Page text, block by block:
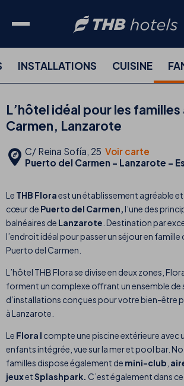
INSTALLATIONS CUISINE
L’hôtel idéal pour les
Carmen, Lanzarote
C/ Reina Sofía, 25 Voir carte
Puerto del Carmen - Lanzarote -
Le THB Floraest un établissement agréable
cœur de Puerto del Carmen,l’une des
balnéaires de Lanzarote . Destination par
l’endroit idéal pour passer un séjour en famille
Puerto del Carmen.
L’hôtel THB Flora se divise en deux zones,
forment un complexe offrant un ensemble de
d’installations conçues pour votre bien-être
à Lanzarote.
Le Flora I compte une piscine extérieure avec
enfants intégrée, vue sur la mer et pool bar.
familles dispose également de mini-club
jeuxetSplashpark. C’est également dans